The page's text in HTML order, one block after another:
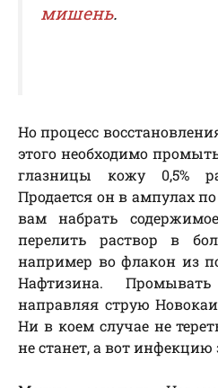
мишень.
Но процесс
этого необходимо
глазницы кожу 0,5%
Продается он в ампулах
вам набрать
перелить раствор в
например во флакон из
Нафтизина.
направляя струю
Ни в коем случае не
не станет, а вот инфекцию